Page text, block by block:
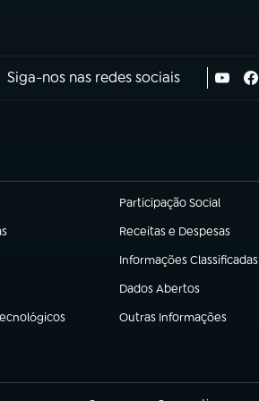
Siga-nos nas redes sociais
Participação Social
(abre em nova aba)
Receitas e Despesas
(abre em nova aba)
Informações Classificadas
(abre em nova aba)
Dados Abertos
(abre em nova aba)
Outras Informações
(abre em nova aba)